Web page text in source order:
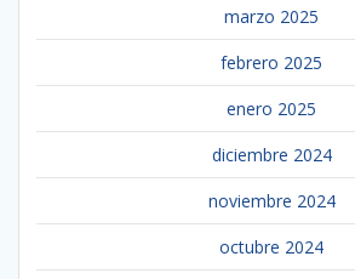
marzo 2025
febrero 2025
enero 2025
diciembre 2024
noviembre 2024
octubre 2024